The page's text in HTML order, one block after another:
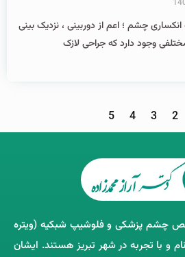
چشم ؛ اعم از دوربینی ، نزدیک بینی
وجود دارد که جراحی لازک
2
3
4
5
چشم‌ پزشکی و فلوشیپ شبکیه (ویتره
و با تجربه در شهر تبریز هستند. ایشان